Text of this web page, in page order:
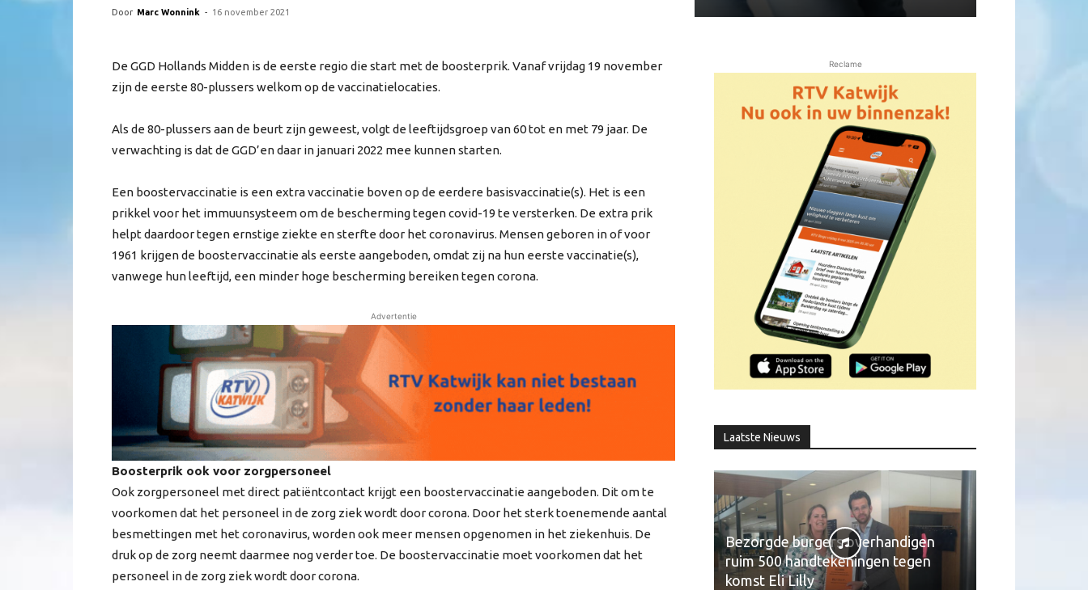
Door Marc Wonnink - 16 november 2021
De GGD Hollands Midden is de eerste regio die start met de boosterprik. Vanaf vrijdag 19 november
zijn de eerste 80-plussers welkom op de vaccinatielocaties.
Als de 80-plussers aan de beurt zijn geweest, volgt de leeftijdsgroep van 60 tot en met 79 jaar. De
verwachting is dat de GGD’en daar in januari 2022 mee kunnen starten.
Een boostervaccinatie is een extra vaccinatie boven op de eerdere basisvaccinatie(s). Het is een
prikkel voor het immuunsysteem om de bescherming tegen covid-19 te versterken. De extra prik
helpt daardoor tegen ernstige ziekte en sterfte door het coronavirus. Mensen geboren in of voor
1961 krijgen de boostervaccinatie als eerste aangeboden, omdat zij na hun eerste vaccinatie(s),
vanwege hun leeftijd, een minder hoge bescherming bereiken tegen corona.
Advertentie
Boosterprik ook voor zorgpersoneel
Ook zorgpersoneel met direct patiëntcontact krijgt een boostervaccinatie aangeboden. Dit om te
voorkomen dat het personeel in de zorg ziek wordt door corona. Door het sterk toenemende aantal
besmettingen met het coronavirus, worden ook meer mensen opgenomen in het ziekenhuis. De
druk op de zorg neemt daarmee nog verder toe. De boostervaccinatie moet voorkomen dat het
personeel in de zorg ziek wordt door corona.
Reclame
Laatste Nieuws
Bezorgde burgers overhandigen
ruim 500 handtekeningen tegen
komst Eli Lilly